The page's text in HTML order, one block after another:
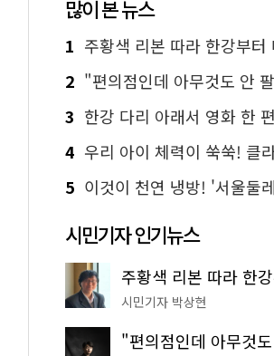
많이 본 뉴스
1 주황색 리본 따라 한강부터 메타세쿼이아 숲길까지…
2 "편의점인데 아무것도 안 팔아요" 서울에서 가장 특
3 한강 다리 아래서 영화 한 편! '다리밑 영
4 우리 아이 체력이 쑥쑥! 클라이밍 키즈카페·
5 이것이 천연 냉방! '서울둘레길 9코스'로 숲
시민기자 인기뉴스
시민기자 박상현